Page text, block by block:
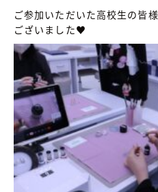
ご参加いただいた高校生の皆
ございました♥